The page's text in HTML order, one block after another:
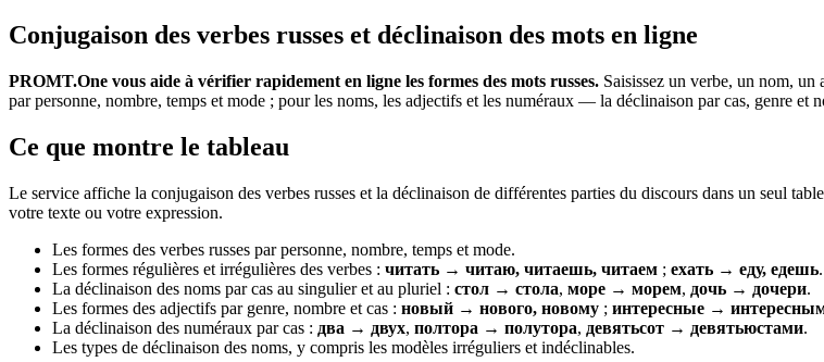
Conjugaison des verbes russes et déclinaison des mots en ligne
PROMT.One vous aide à vérifier rapidement en ligne les formes des mots russes. Saisissez un verbe, un nom,
par personne, nombre, temps et mode ; pour les noms, les adjectifs et les numéraux — la déclinaison par cas, genre
Ce que montre le tableau
Le service affiche la conjugaison des verbes russes et la déclinaison de différentes parties du discours dans un seul
votre texte ou votre expression.
Les formes des verbes russes par personne, nombre, temps et mode.
Les formes régulières et irrégulières des verbes : читать → читаю, читаешь, читаем ; ехать → еду, едешь.
La déclinaison des noms par cas au singulier et au pluriel : стол → стола, море → морем, дочь → дочери.
Les formes des adjectifs par genre, nombre et cas : новый → нового, новому ; интересные →
La déclinaison des numéraux par cas : два → двух, полтора → полутора, девятьсот → девятьюстами.
Les types de déclinaison des noms, y compris les modèles irréguliers et indéclinables.